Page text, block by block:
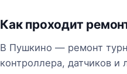
Как проходит
В Пушкино — ремонт
контроллера, датчиков и